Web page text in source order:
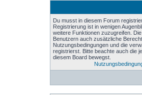
Du musst in diesem Forum
Registrierung ist in wenigen
weitere Funktionen zuzugreifen.
Benutzern auch zusätzliche
Nutzungsbedingungen und die
registrierst. Bitte beachte auch die
diesem Board bewegst.